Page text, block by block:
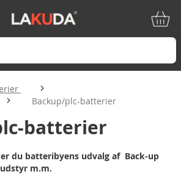
Backup/plc-batterier
batterier
du batteribyens udvalg af Back-up
m.m.